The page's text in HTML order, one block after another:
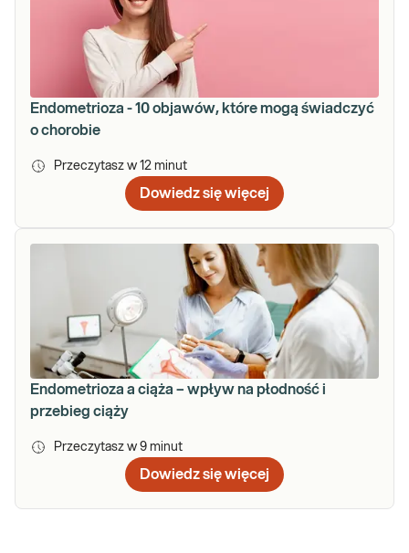
Endometrioza - 10 objawów, które mogą świadczyć
o chorobie
Przeczytasz w 12 minut
Dowiedz się więcej
Endometrioza a ciąża – wpływ na płodność i
przebieg ciąży
Przeczytasz w 9 minut
Dowiedz się więcej